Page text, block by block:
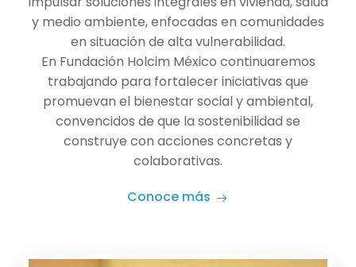
y medio ambiente, enfocadas en comunidades
en situación de alta vulnerabilidad.
En Fundación Holcim México continuaremos
trabajando para fortalecer iniciativas que
promuevan el bienestar social y ambiental,
convencidos de que la sostenibilidad se
construye con acciones concretas y
colaborativas.
Conoce más